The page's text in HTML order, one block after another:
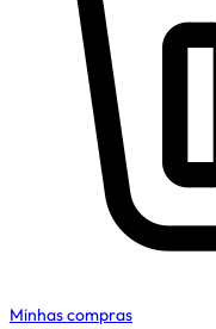
Minhas compras